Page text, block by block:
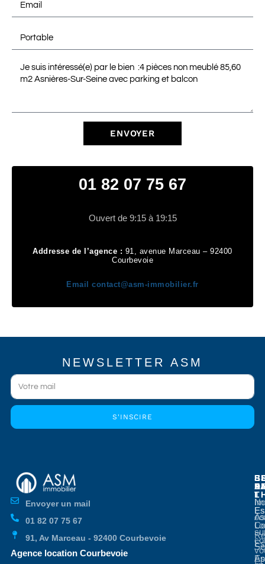
ENVOYER
01 82 07 75 67
Ouvert de 9:15 à 19:15
Addresse de l’agence : 91, avenue Marceau – 92400
Courbevoie
Emailcontact@asm-immobilier.fr
NEWSLETTER ASM
S'INSCIRE
Envoyer un mail
01 82 07 75 67
91, Av Marceau - 92400 Courbevoie
Agence location Courbevoie